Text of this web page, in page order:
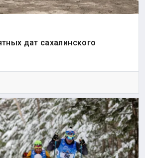
дат сахалинского